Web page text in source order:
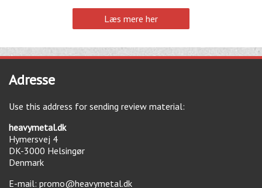
Læs mere her
Adresse
Use this address for sending review material:
heavymetal.dk
Hymersvej 4
DK-3000 Helsingør
Denmark
E-mail: promo@heavymetal.dk